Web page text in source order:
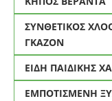
ΣΥΝΘΕΤΙΚΟΣ
ΓΚΑΖΟΝ
ΕΙΔΗ ΠΑΙΔΙΚΗΣ
ΕΜΠΟΤΙΣΜΕΝΗ